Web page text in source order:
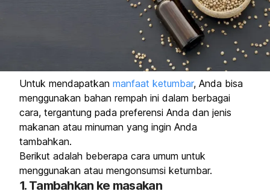
Untuk mendapatkan manfaat ketumbar, Anda bisa
menggunakan bahan rempah ini dalam berbagai
cara, tergantung pada preferensi Anda dan jenis
makanan atau minuman yang ingin Anda
tambahkan.
Berikut adalah beberapa cara umum untuk
menggunakan atau mengonsumsi ketumbar.
1. Tambahkan ke masakan